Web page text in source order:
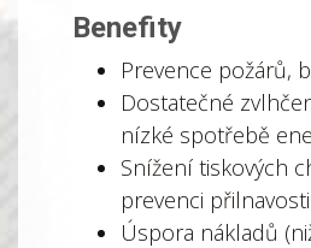
Benefity
Prevence požárů,
Dostatečné
nízké spotřebě
Snížení tiskových
prevenci
Úspora nákladů